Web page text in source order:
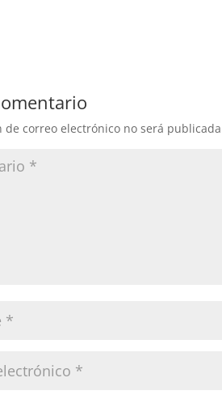
de correo electrónico no será